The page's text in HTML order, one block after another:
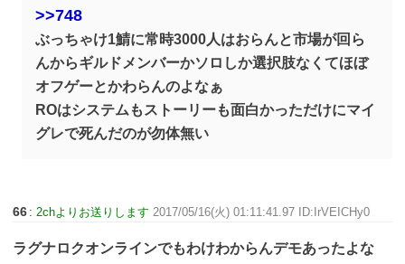
>>748
ぶっちゃけ1鯖に常時3000人はおらんと市場が回ら
んからギルドメンバーかソロしか選択肢なくてほぼ
オフゲーとかわらんのよなぁ
ROはシステムもストーリーも面白かっただけにマイ
グレで死んだのが勿体無い
66 :2chよりお送りします 2017/05/16(火) 01:11:41.97 ID:IrVEICHy0
ラグナロクオンラインでもわけわからんデモあったよな